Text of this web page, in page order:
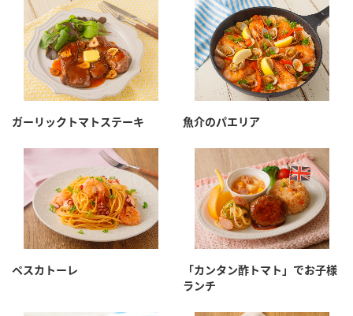
ガーリックトマトステーキ 魚介のパエリア
ペスカトーレ
「カンタン酢トマト」でお子様
ランチ